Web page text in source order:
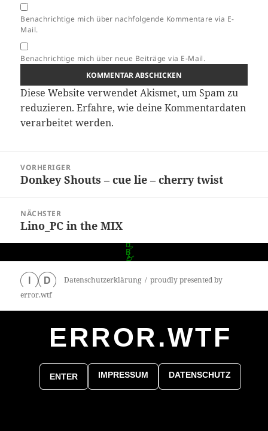
Benachrichtige mich über nachfolgende Kommentare via E-
Mail.
Benachrichtige mich über neue Beiträge via E-Mail.
Diese Website verwendet Akismet, um Spam zu
reduzieren.Erfahre, wie deine Kommentardaten
verarbeitet werden.
VORHERIGER
Vorheriger
Donkey Shouts – cue lie – cherry twist
NÄCHSTER
Nächster
Beitrag:
Lino_PC in the MIX
D Datenschutzerklärung
proudly presented by
error.wtf
ERROR.WTF
ENTER IMPRESSUM DATENSCHUTZ